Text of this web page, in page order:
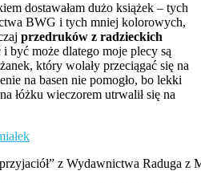
dostawałam dużo książek – tych
BWG i tych mniej kolorowych,
przedruków z radzieckich
być może dlatego moje plecy są
który wolały przeciągać się na
na basen nie pomogło, bo lekki
łóżku wieczorem utrwalił się na
z Wydawnictwa Raduga z